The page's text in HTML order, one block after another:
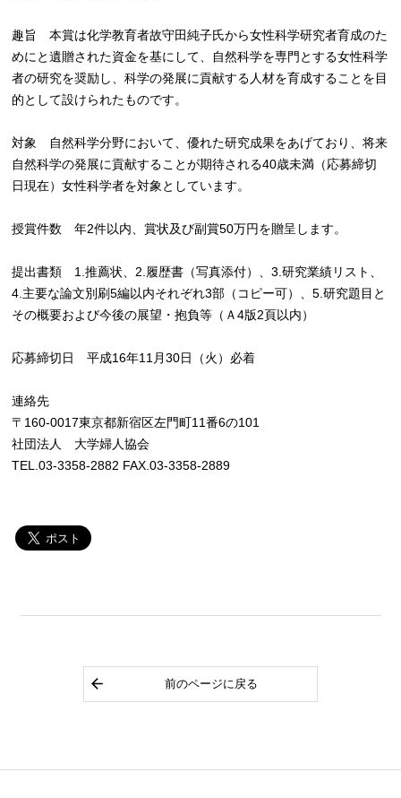
趣旨 本賞は化学教育者故守田純子氏から女性科学研究者育成のた
めにと遺贈された資金を基にして、自然科学を専門とする女性科学
者の研究を奨励し、科学の発展に貢献する人材を育成することを目
的として設けられたものです。
対象 自然科学分野において、優れた研究成果をあげており、将来
自然科学の発展に貢献することが期待される40歳未満（応募締切
日現在）女性科学者を対象としています。
授賞件数 年2件以内、賞状及び副賞50万円を贈呈します。
提出書類 1.推薦状、2.履歴書（写真添付）、3.研究業績リスト、
4.主要な論文別刷5編以内それぞれ3部（コピー可）、5.研究題目と
その概要および今後の展望・抱負等（Ａ4版2頁以内）
応募締切日 平成16年11月30日（火）必着
連絡先
〒160-0017東京都新宿区左門町11番6の101
社団法人 大学婦人協会
TEL.03-3358-2882 FAX.03-3358-2889
前のページに戻る